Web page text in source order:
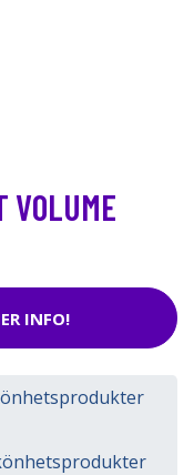
VOLUME
INFO!